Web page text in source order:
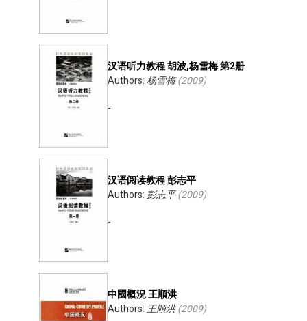
汉语听力教程 胡波,杨雪梅 第2册
Authors: 杨雪梅(2009)
-
汉语阅读教程 彭志平
Authors: 彭志平(2009)
-
中國概況 王順洪
Authors: 王順洪(2009)